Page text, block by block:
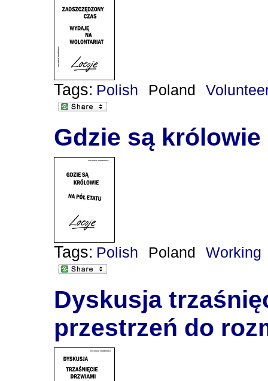
Tags: Polish Poland
Gdzie są królowie
Tags: Polish Poland Working
Dyskusja
przestrzeń do